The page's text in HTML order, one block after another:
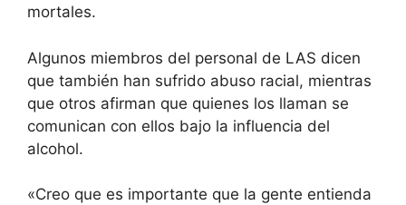
mortales.
Algunos miembros del personal de LAS dicen
que también han sufrido abuso racial, mientras
que otros afirman que quienes los llaman se
comunican con ellos bajo la influencia del
alcohol.
«Creo que es importante que la gente entienda